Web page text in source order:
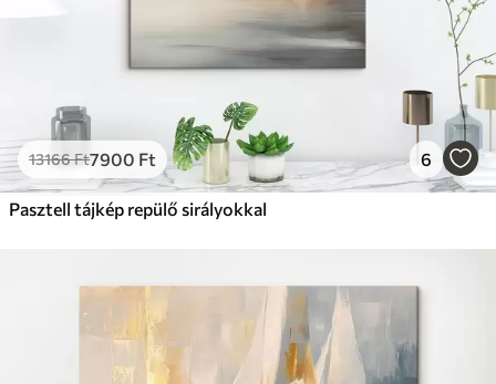
13166Ft7900 Ft 6
Pasztell tájkép repülő sirályokkal